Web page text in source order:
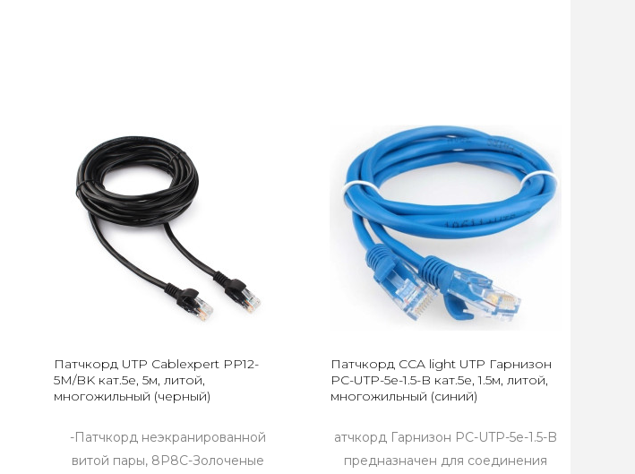
Патчкорд UTP Cablexpert PP12-
5M/BK кат.5e, 5м, литой,
многожильный (черный)
-Патчкорд неэкранированной
витой пары, 8P8C-Золоченые
Патчкорд CCA light UTP Гарнизон
PC-UTP-5e-1.5-B кат.5e, 1.5м, литой,
многожильный (синий)
атчкорд Гарнизон PC-UTP-5e-1.5-B
предназначен для соединения